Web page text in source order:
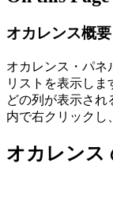
オカレンス概要
オカレンス・パネ
リストを表示しま
どの列が表示され
内で右クリックし
オカレンス